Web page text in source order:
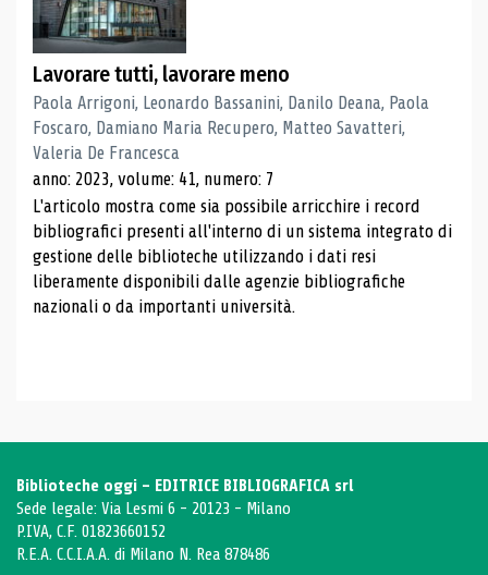
Lavorare tutti, lavorare meno
Paola Arrigoni, Leonardo Bassanini, Danilo Deana, Paola
Foscaro, Damiano Maria Recupero, Matteo Savatteri,
Valeria De Francesca
anno: 2023, volume: 41, numero: 7
L'articolo mostra come sia possibile arricchire i record
bibliografici presenti all'interno di un sistema integrato di
gestione delle biblioteche utilizzando i dati resi
liberamente disponibili dalle agenzie bibliografiche
nazionali o da importanti università.
Biblioteche oggi - EDITRICE BIBLIOGRAFICA srl
Sede legale: Via Lesmi 6 - 20123 - Milano
P.IVA, C.F. 01823660152
R.E.A. C.C.I.A.A. di Milano N. Rea 878486